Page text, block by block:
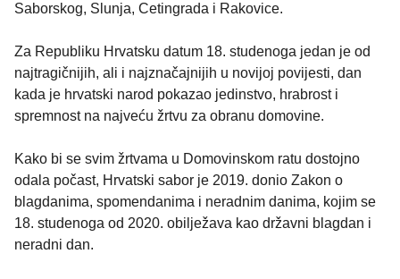
Saborskog, Slunja, Cetingrada i Rakovice.
Za Republiku Hrvatsku datum 18. studenoga jedan je od
najtragičnijih, ali i najznačajnijih u novijoj povijesti, dan
kada je hrvatski narod pokazao jedinstvo, hrabrost i
spremnost na najveću žrtvu za obranu domovine.
Kako bi se svim žrtvama u Domovinskom ratu dostojno
odala počast, Hrvatski sabor je 2019. donio Zakon o
blagdanima, spomendanima i neradnim danima, kojim se
18. studenoga od 2020. obilježava kao državni blagdan i
neradni dan.